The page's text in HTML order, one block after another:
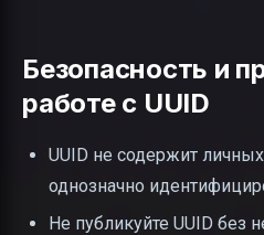
Безопасность и
работе с UUID
UUID не содержит
однозначно
Не публикуйте UUID без